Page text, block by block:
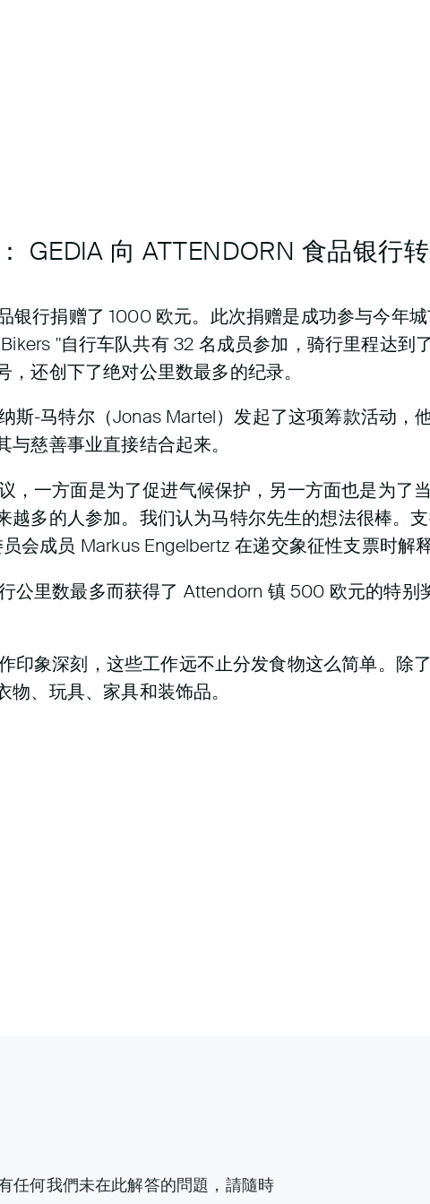
GEDIA 向 ATTENDORN 食品银行
银行捐赠了 1000 欧元。此次捐赠是成功参与今年
"自行车队共有 32 名成员参加，骑行里程达到
还创下了绝对公里数最多的纪录。
斯-马特尔（Jonas Martel）发起了这项筹款活动，
慈善事业直接结合起来。
，一方面是为了促进气候保护，另一方面也是为了
越多的人参加。我们认为马特尔先生的想法很棒。
会成员 Markus Engelbertz 在递交象征性支票时解释
公里数最多而获得了 Attendorn 镇 500 欧元的特别
印象深刻，这些工作远不止分发食物这么简单。除
、玩具、家具和装饰品。
任何我們未在此解答的問題，請隨時